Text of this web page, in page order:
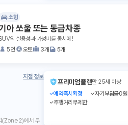
소형
아 쏘울 또는 동급차종
의 실용성과 가성비를 동시에!
5인
오토 3개 5개
지점 정보
(Zone 2)에서 무
프리미엄플랜만 25세 이상
예약즉시확정
자기부담금0원
주행거리무제한